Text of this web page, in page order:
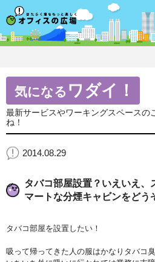
オフィスの広場
気になる ワダイ！
最新サービスやワーキングスペースの
ね！
2014.08.29
タバコ部屋設置？いえいえ、
マートな分煙キャビンをどう
タバコ部屋を設置したい！
吸って帰ってきた人の服はかなりタバコ臭